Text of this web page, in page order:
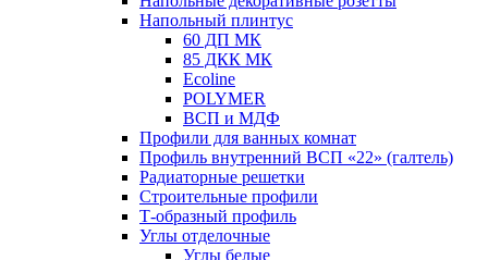
Напольный плинтус
60 ДП МК
85 ДКК МК
Ecoline
POLYMER
ВСП и МДФ
Профили для ванных комнат
Профиль внутренний ВСП «22» (галтель)
Радиаторные решетки
Строительные профили
Т-образный профиль
Углы отделочные
Углы белые